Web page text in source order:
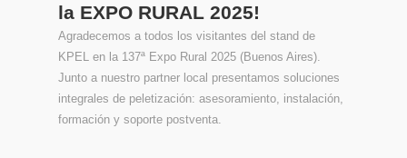
la EXPO RURAL 2025!
Agradecemos a todos los visitantes del stand de
KPEL en la 137ª Expo Rural 2025 (Buenos Aires).
Junto a nuestro partner local presentamos soluciones
integrales de peletización: asesoramiento, instalación,
formación y soporte postventa.